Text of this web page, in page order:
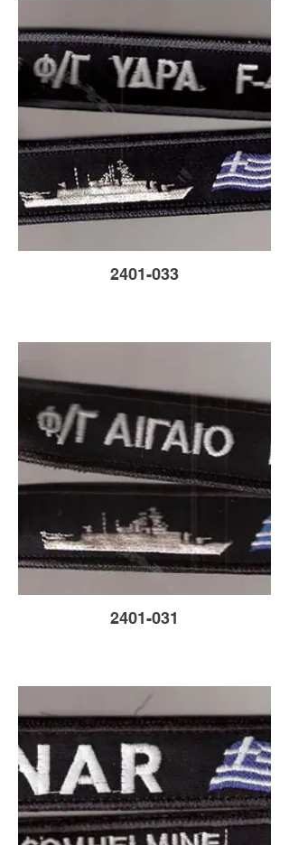
2401-033
2401-031